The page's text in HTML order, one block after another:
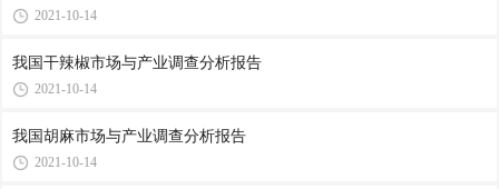
2021-10-14
我国干辣椒市场与产业调查分析报告
2021-10-14
我国胡麻市场与产业调查分析报告
2021-10-14